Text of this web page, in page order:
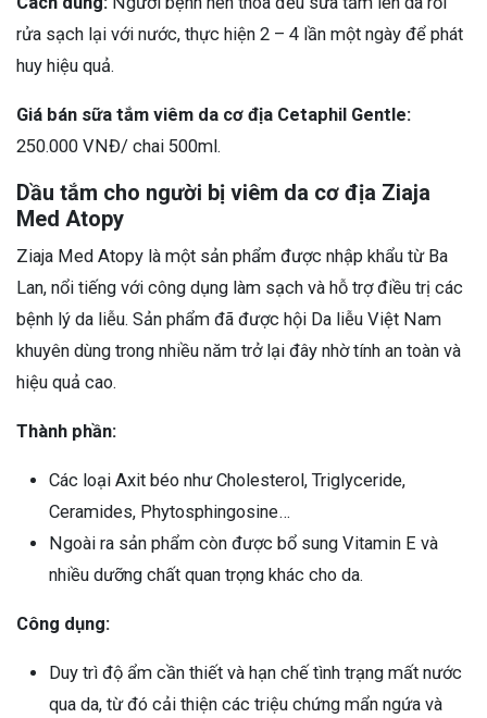
rửa sạch lại với nước, thực hiện 2 – 4 lần một ngày để phát
huy hiệu quả.
Giá bán sữa tắm viêm da cơ địa Cetaphil Gentle:
250.000 VNĐ/ chai 500ml.
Dầu tắm cho người bị viêm da cơ địa Ziaja
Med Atopy
Ziaja Med Atopy là một sản phẩm được nhập khẩu từ Ba
Lan, nổi tiếng với công dụng làm sạch và hỗ trợ điều trị các
bệnh lý da liễu. Sản phẩm đã được hội Da liễu Việt Nam
khuyên dùng trong nhiều năm trở lại đây nhờ tính an toàn và
hiệu quả cao.
Thành phần:
Các loại Axit béo như Cholesterol, Triglyceride,
Ceramides, Phytosphingosine…
Ngoài ra sản phẩm còn được bổ sung Vitamin E và
nhiều dưỡng chất quan trọng khác cho da.
Công dụng:
Duy trì độ ẩm cần thiết và hạn chế tình trạng mất nước
qua da, từ đó cải thiện các triệu chứng mẩn ngứa và